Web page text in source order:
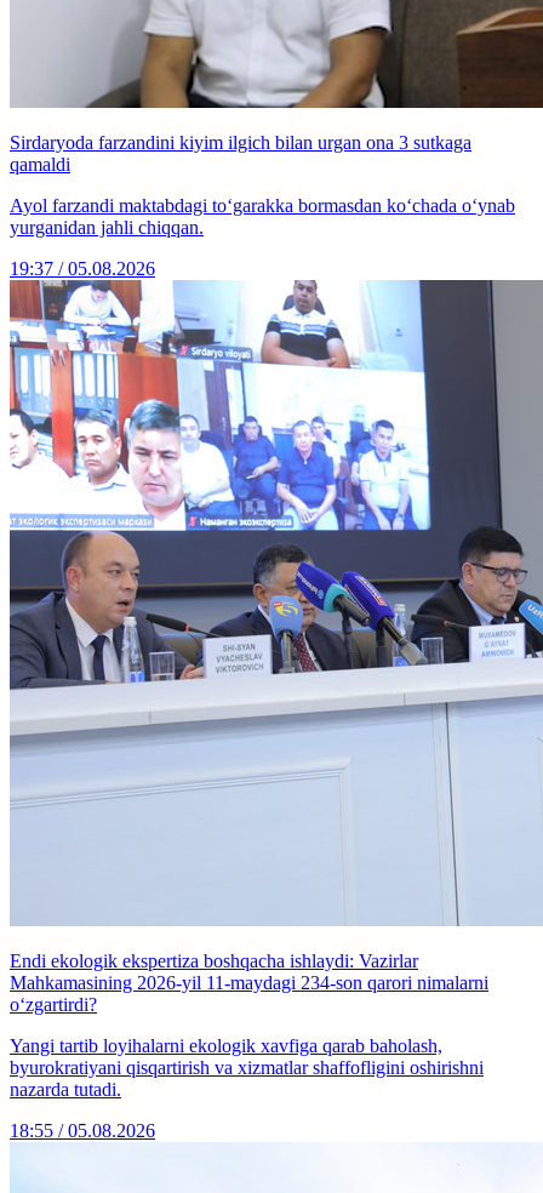
Sirdaryoda farzandini kiyim ilgich bilan urgan ona 3 sutkaga
qamaldi
Ayol farzandi maktabdagi to‘garakka bormasdan ko‘chada o‘ynab
yurganidan jahli chiqqan.
19:37 / 05.08.2026
Endi ekologik ekspertiza boshqacha ishlaydi: Vazirlar
Mahkamasining 2026-yil 11-maydagi 234-son qarori nimalarni
o‘zgartirdi?
Yangi tartib loyihalarni ekologik xavfiga qarab baholash,
byurokratiyani qisqartirish va xizmatlar shaffofligini oshirishni
nazarda tutadi.
18:55 / 05.08.2026